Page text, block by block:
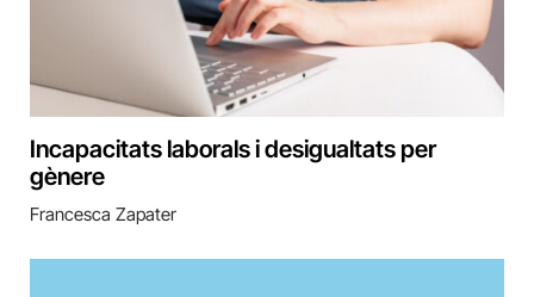
Incapacitats laborals i desigualtats per
gènere
Francesca Zapater